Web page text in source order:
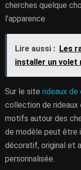
cherches quelque
l’apparence.
Lire aussi : Les
installer un volet
Sur le site rideaux de
collection de rideaux
motifs autour des
de modèle peut être
décoratif, original et
personnalisée.